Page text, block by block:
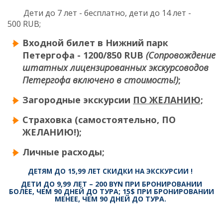
Дети до 7 лет - бесплатно, дети до 14 лет -
500 RUB;
Входной билет в Нижний парк
Петергофа - 1200/850 RUB (Сопровождение
штатных лицензированных экскурсоводов
Петергофа включено в стоимость!);
Загородные экскурсии ПО ЖЕЛАНИЮ;
Страховка (самостоятельно, ПО
ЖЕЛАНИЮ!);
Личные расходы;
ДЕТЯМ ДО 15,99 ЛЕТ СКИДКИ НА ЭКСКУРСИИ !
ДЕТИ ДО 9,99 ЛЕТ – 200 BYN ПРИ БРОНИРОВАНИИ
БОЛЕЕ, ЧЕМ 90 ДНЕЙ ДО ТУРА; 15$ ПРИ БРОНИРОВАНИИ
МЕНЕЕ, ЧЕМ 90 ДНЕЙ ДО ТУРА.